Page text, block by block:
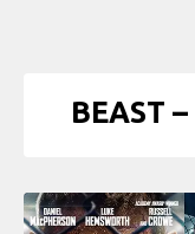
BEAST